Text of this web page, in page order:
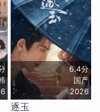
6.4分
国产
2026
逐玉